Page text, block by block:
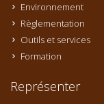
Environnement
Règlementation
Outils et services
Formation
Représenter